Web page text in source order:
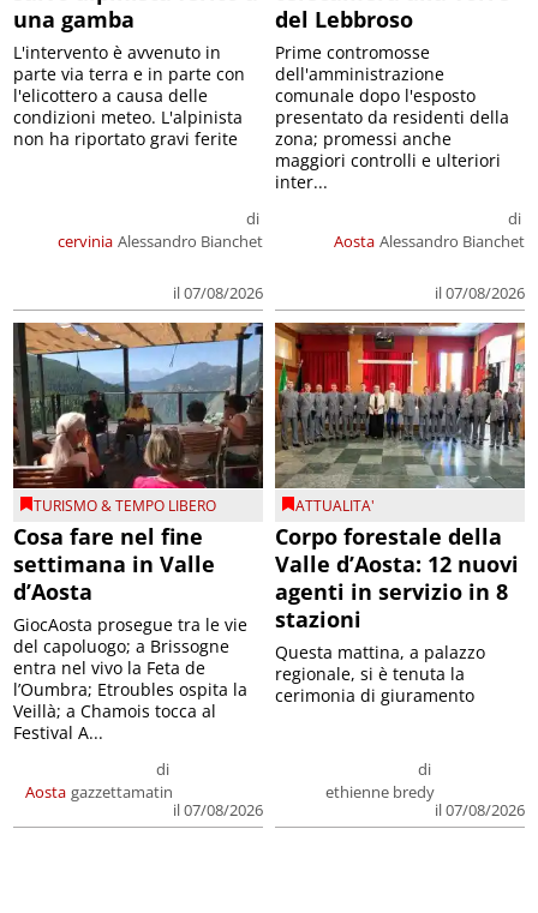
una gamba
cervinia
di
Alessandro Bianchet
il 07/08/2026
L'intervento è avvenuto in
parte via terra e in parte con
l'elicottero a causa delle
condizioni meteo. L'alpinista
non ha riportato gravi ferite
del Lebbroso
Aosta
di
Alessandro Bianchet
il 07/08/2026
Prime contromosse
dell'amministrazione
comunale dopo l'esposto
presentato da residenti della
zona; promessi anche
maggiori controlli e ulteriori
inter...
TURISMO & TEMPO LIBERO
Cosa fare nel fine
settimana in Valle
d’Aosta
Aosta
di
gazzettamatin
il 07/08/2026
GiocAosta prosegue tra le vie
del capoluogo; a Brissogne
entra nel vivo la Feta de
l’Oumbra; Etroubles ospita la
Veillà; a Chamois tocca al
Festival A...
ATTUALITA'
Corpo forestale della
Valle d’Aosta: 12 nuovi
agenti in servizio in 8
stazioni
di
ethienne bredy
il 07/08/2026
Questa mattina, a palazzo
regionale, si è tenuta la
cerimonia di giuramento